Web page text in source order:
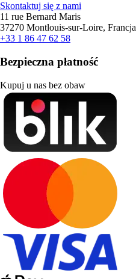
Skontaktuj się z nami
11 rue Bernard Maris
37270 Montlouis-sur-Loire, Francja
+33 1 86 47 62 58
Bezpieczna płatność
Kupuj u nas bez obaw